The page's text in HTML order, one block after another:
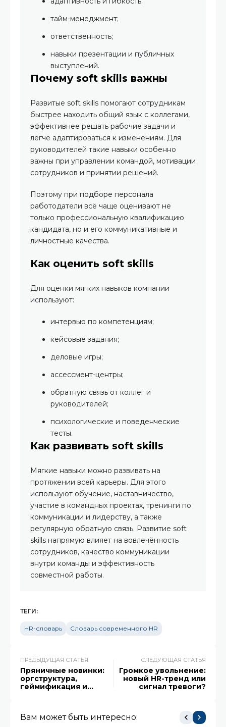
тайм-менеджмент;
ответственность;
навыки презентации и публичных
выступлений.
Почему soft skills важны
Развитые soft skills помогают сотрудникам
быстрее находить общий язык с коллегами,
эффективнее решать рабочие задачи и
легче адаптироваться к изменениям. Для
руководителей такие навыки особенно
важны при управлении командой, мотивации
сотрудников и принятии решений.
Поэтому при подборе персонала
работодатели всё чаще оценивают не
только профессиональную квалификацию
кандидата, но и его коммуникативные и
личностные качества.
Как оценить soft skills
Для оценки мягких навыков компании
используют:
интервью по компетенциям;
кейсовые задания;
деловые игры;
ассессмент-центры;
обратную связь от коллег и
руководителей;
психологические и поведенческие
тесты.
Как развивать soft skills
Мягкие навыки можно развивать на
протяжении всей карьеры. Для этого
используют обучение, наставничество,
участие в командных проектах, тренинги по
коммуникации и лидерству, а также
регулярную обратную связь. Развитие soft
skills напрямую влияет на вовлечённость
сотрудников, качество коммуникации
внутри команды и эффективность
совместной работы.
ТЕГИ:
HR-словарь Словарь современного HR
ПРЕДЫДУЩАЯ СТАТЬЯ
Пряничные новинки:
оргструктура,
геймификация и
СЛЕДУЮЩАЯ СТАТЬЯ
Громкое увольнение:
новый HR-тренд или
сигнал тревоги?
Вам может быть интересно: